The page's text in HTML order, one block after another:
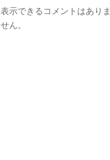
表示できるコメントはありま
せん。